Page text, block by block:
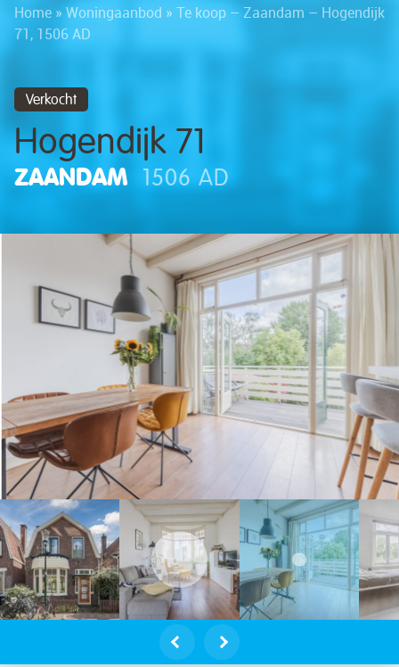
Home » Woningaanbod » Te koop – Zaandam – Hogendijk
71, 1506 AD
Verkocht
Hogendijk 71
ZAANDAM 1506 AD
– Hogendijk 71, 1506 AD –